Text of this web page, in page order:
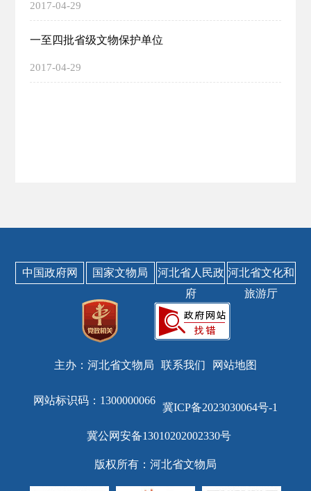
2017-04-29
一至四批省级文物保护单位
2017-04-29
中国政府网 国家文物局
河北省人民政
府
河北省文化和
旅游厅
主办：河北省文物局 联系我们 网站地图
网站标识码：1300000066
冀ICP备2023030064号-1
冀公网安备13010202002330号
版权所有：河北省文物局